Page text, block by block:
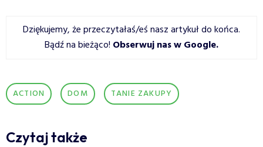
Dziękujemy, że przeczytałaś/eś nasz artykuł do końca.
Bądź na bieżąco! Obserwuj nas w Google.
ACTION DOM TANIE ZAKUPY
Czytaj także